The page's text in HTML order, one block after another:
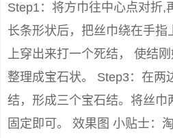
Step1：将方巾往中心点对折,
长条形状后，把丝巾绕在手指
上穿出来打一个死结， 使结刚
整理成宝石状。 Step3：在两
结，形成三个宝石结。将丝巾
固定即可。 效果图 小贴士：